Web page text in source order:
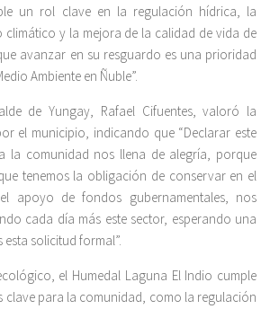
un rol clave en la regulación hídrica, la
climático y la mejora de la calidad de vida de
avanzar en su resguardo es una prioridad
Ambiente en Ñuble”.
de Yungay, Rafael Cifuentes, valoró la
el municipio, indicando que “Declarar este
la comunidad nos llena de alegría, porque
tenemos la obligación de conservar en el
apoyo de fondos gubernamentales, nos
cada día más este sector, esperando una
solicitud formal”.
el Humedal Laguna El Indio cumple
clave para la comunidad, como la regulación